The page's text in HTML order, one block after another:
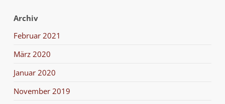
Archiv
Februar 2021
März 2020
Januar 2020
November 2019